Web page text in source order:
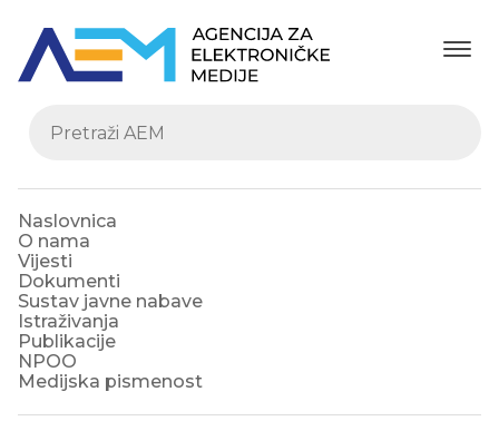
Naslovnica
O nama
Vijesti
Dokumenti
Sustav javne nabave
Istraživanja
Publikacije
NPOO
Medijska pismenost